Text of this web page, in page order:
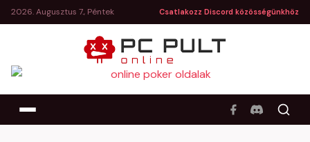
2026. Augusztus 7., Péntek Csatlakozz Discord közösségünkhöz